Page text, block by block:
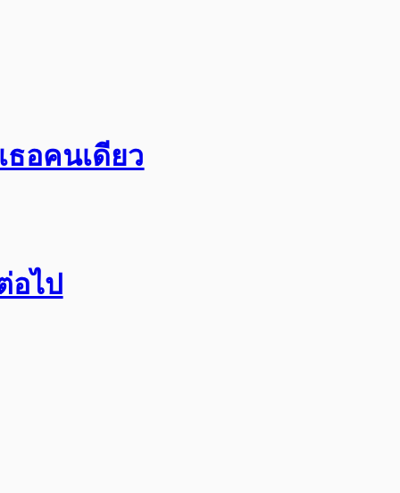
ธอคนเดียว
อไป